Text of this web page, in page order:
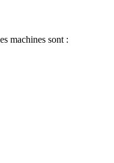
machines sont :